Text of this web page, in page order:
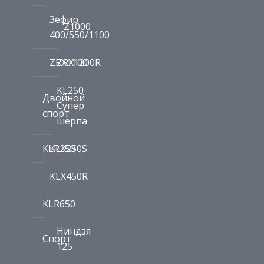
Зефир
400/550/1100
Z1000
ZRX1100
ZRX1200R
Двойной
спорт
KL250
Супер
шерпа
KLR250
KLX250S
KLX450R
KLR650
Спорт
Ниндзя
125